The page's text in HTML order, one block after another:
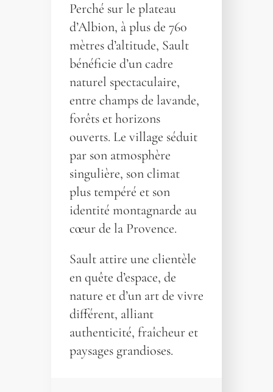
Perché sur le plateau
d’Albion, à plus de 760
mètres d’altitude, Sault
bénéficie d’un cadre
naturel spectaculaire,
entre champs de lavande,
forêts et horizons
ouverts. Le village séduit
par son atmosphère
singulière, son climat
plus tempéré et son
identité montagnarde au
cœur de la Provence.
Sault attire une clientèle
en quête d’espace, de
nature et d’un art de vivre
différent, alliant
authenticité, fraîcheur et
paysages grandioses.